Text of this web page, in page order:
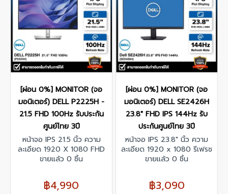
[ผ่อน 0%] MONITOR (จอ
มอนิเตอร์) DELL P2225H -
21.5 FHD 100Hz รับประกัน
ศูนย์ไทย 3ปี
หน้าจอ IPS 21.5 นิ้ว ความ
ละเอียด 1920 X 1080 FHD
รีเฟรชเรท 100 Hz
ขายแล้ว 0 ชิ้น
฿4,990
[ผ่อน 0%] MONITOR (จอ
มอนิเตอร์) DELL SE2426H
23.8" FHD IPS 144Hz รับ
ประกันศูนย์ไทย 3ปี
หน้าจอ IPS 23.8" นิ้ว ความ
ละเอียด 1920 x 1080 รีเฟรช
เรทสูงสุด 144Hz รองรับ AMD
ขายแล้ว 0 ชิ้น
฿3,090